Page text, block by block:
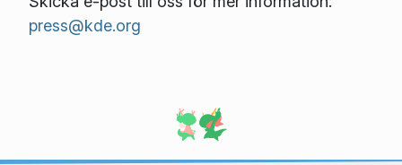
press@kde.org